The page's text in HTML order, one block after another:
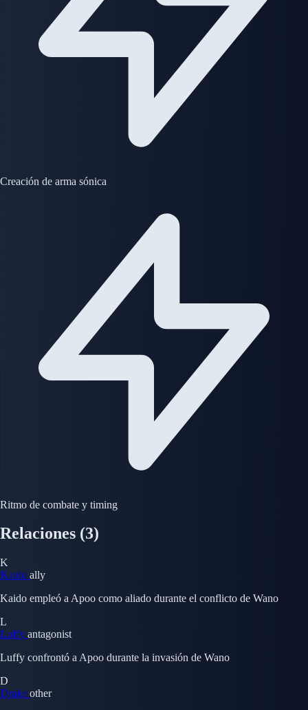
Creación de arma sónica
Ritmo de combate y timing
Relaciones (3)
K
Kaido ally
Kaido empleó a Apoo como aliado durante el conflicto de Wano
L
Luffy antagonist
Luffy confrontó a Apoo durante la invasión de Wano
D
Drake other